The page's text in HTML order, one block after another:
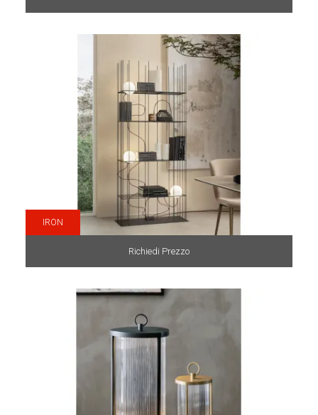
IRON
Richiedi Prezzo